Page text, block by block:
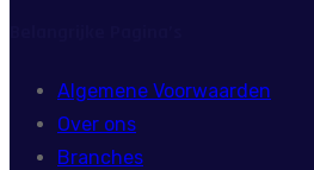
Algemene Voorwaarden
Over ons
Branches